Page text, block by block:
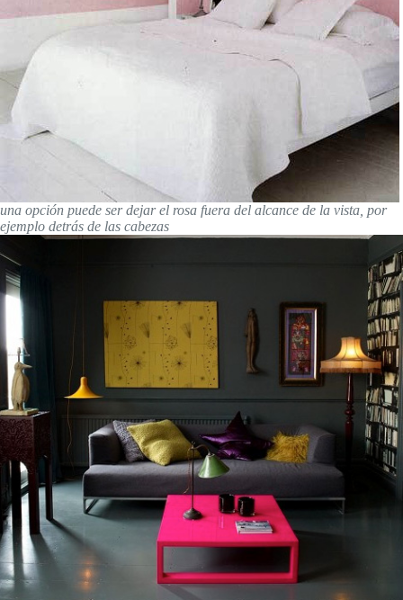
una opción puede ser dejar el rosa fuera del alcance de la vista, por
ejemplo detrás de las cabezas